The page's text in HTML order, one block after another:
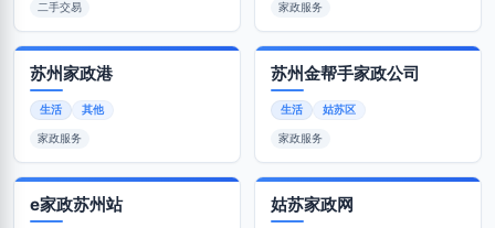
二手交易 家政服务
苏州家政港
生活 其他
家政服务
苏州金帮手家政公司
生活 姑苏区
家政服务
e家政苏州站 姑苏家政网